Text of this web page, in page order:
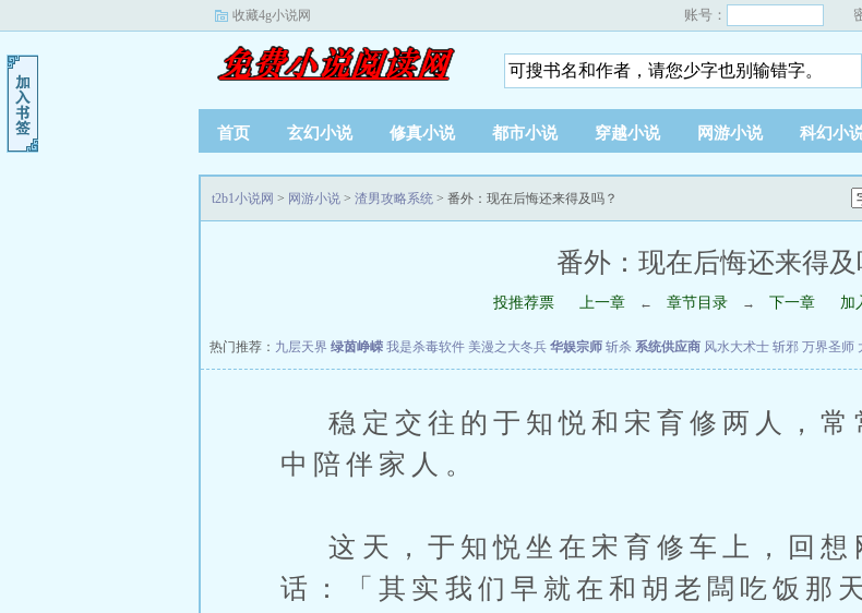
收藏4g小说网 账号：
首页 玄幻小说 修真小说 都市小说 穿越小说 网游小说 科幻小
t2b1小说网 > 网游小说 > 渣男攻略系统 > 番外：现在后悔还来得及吗？
番外：现在后悔还来得及
投推荐票 上一章 ← 章节目录 → 下一章 加
热门推荐： 九层天界 绿茵峥嵘 我是杀毒软件 美漫之大冬兵 华娱宗师 斩杀 系统供应商 风水大术士 斩邪 万界圣师
稳定交往的于知悦和宋育修两人，常
中陪伴家人。
这天，于知悦坐在宋育修车上，回想
话：「其实我们早就在和胡老闆吃饭那